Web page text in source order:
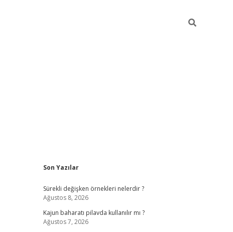
Sidebar
Son Yazılar
Sürekli değişken örnekleri nelerdir ?
Ağustos 8, 2026
Kajun baharatı pilavda kullanılır mı ?
Ağustos 7, 2026